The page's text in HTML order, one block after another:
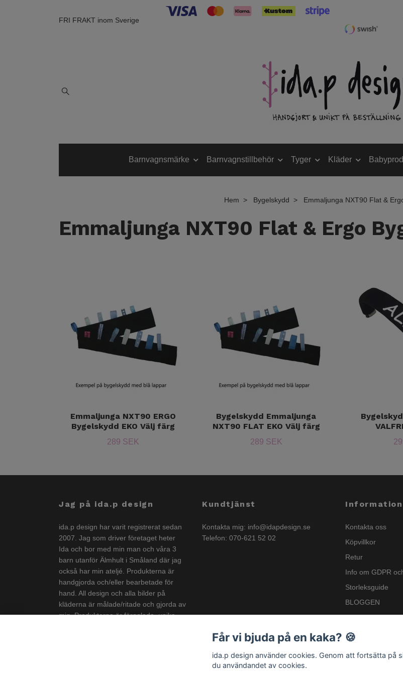
FRI FRAKT inom Sverige
Barnvagnsmärke Barnvagnstillbehör Tyger Kläder
Hem Bygelskydd Emmaljunga NXT90 Flat &
Emmaljunga NXT90 Flat & Ergo
Emmaljunga NXT90 ERGO
Bygelskydd EKO Välj färg
289 SEK
Bygelskydd Emmaljunga
NXT90 FLAT EKO Välj färg
289 SEK
Jag på ida.p design
ida.p design har varit registrerat sedan
2007. Jag som driver företaget heter
Ida och bor med min man och våra 3
barn utanför Älmhult i Småland där jag
också har min ateljé. Produkterna är
handgjorda och/eller bearbetade för
hand. All design och alla bilder på
kläderna är målade/ritade och gjorda av
mig. Produkterna är färgglada, unika
Kundtjänst
Kontakta mig: info@idapdesign.se
Telefon: 070-621 52 02
Information
Kontakta oss
Köpvillkor
Retur
Info om GDPR
Storleksguide
BLOGGEN
Nyhetsbrev
Info om GSPR
Får vi bjuda på en kaka? 🍪
ida.p design använder cookies. Genom att fortsätta på
du användandet av cookies.